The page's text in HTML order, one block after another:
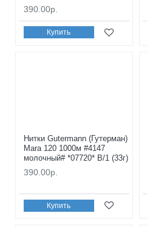
390.00р.
Купить
Нитки Gutermann (Гутерман)
Mara 120 1000м #4147
молочный# *07720* B/1 (33г)
390.00р.
Купить